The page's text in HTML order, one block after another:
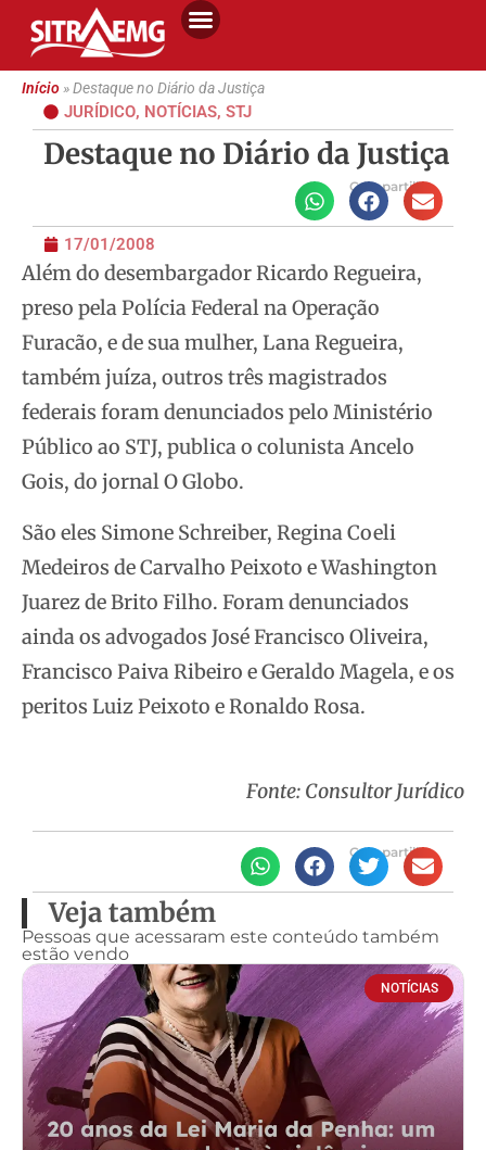
Início»Destaque no Diário da Justiça
JURÍDICO, NOTÍCIAS, STJ
Destaque no Diário da Justiça
Compartilhe
17/01/2008
Além do desembargador Ricardo Regueira,
preso pela Polícia Federal na Operação
Furacão, e de sua mulher, Lana Regueira,
também juíza, outros três magistrados
federais foram denunciados pelo Ministério
Público ao STJ, publica o colunista Ancelo
Gois, do jornal O Globo.
São eles Simone Schreiber, Regina Coeli
Medeiros de Carvalho Peixoto e Washington
Juarez de Brito Filho. Foram denunciados
ainda os advogados José Francisco Oliveira,
Francisco Paiva Ribeiro e Geraldo Magela, e os
peritos Luiz Peixoto e Ronaldo Rosa.
Fonte: Consultor Jurídico
Compartilhe
Veja também
Pessoas que acessaram este conteúdo também
estão vendo
NOTÍCIAS